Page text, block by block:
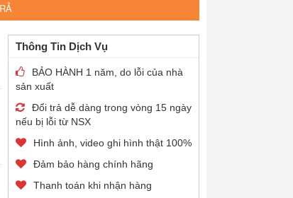
Thông Tin Dịch Vụ
BẢO HÀNH 1 năm, do lỗi của nhà
sản xuất
Đổi trả dễ dàng trong vòng 15 ngày
nếu bị lỗi từ NSX
Hình ảnh, video ghi hình thật 100%
Đảm bảo hàng chính hãng
Thanh toán khi nhận hàng